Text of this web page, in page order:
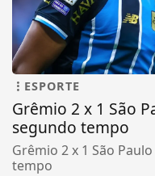
ESPORTE
Grêmio 2 x 1 São
segundo tempo
Grêmio 2 x 1 São
tempo